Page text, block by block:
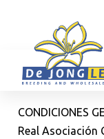
CONDICIONES
Real Asociación